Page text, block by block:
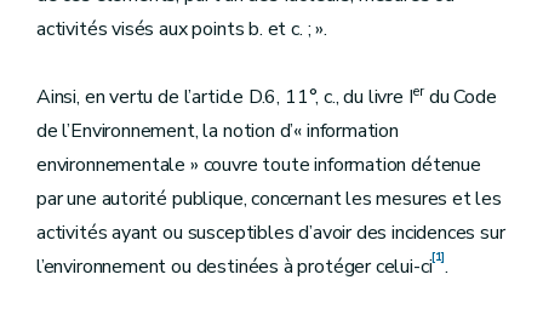
activités visés aux points b. et c. ; ».
Ainsi, en vertu de l’article D.6, 11°, c., du livre Ierdu Code
de l’Environnement, la notion d’« information
environnementale » couvre toute information détenue
par une autorité publique, concernant les mesures et les
activités ayant ou susceptibles d’avoir des incidences sur
l’environnement ou destinées à protéger celui-ci[1].